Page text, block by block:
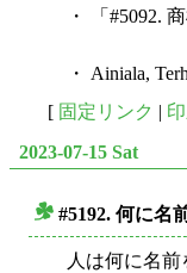
・ 「#5092.
・ Ainiala,
[ 固定リンク |
2023-07-15 Sat
#5192. 何に名
人は何に名前